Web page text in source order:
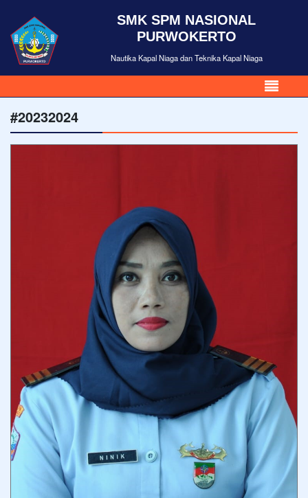
SMK SPM NASIONAL
PURWOKERTO
Nautika Kapal Niaga dan Teknika Kapal Niaga
#20232024